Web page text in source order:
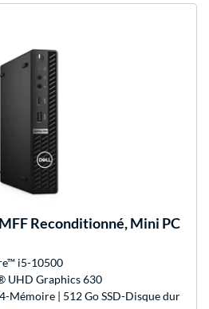
Reconditionné, Mini PC
i5-10500
UHD Graphics 630
Mémoire | 512 Go SSD-Disque dur